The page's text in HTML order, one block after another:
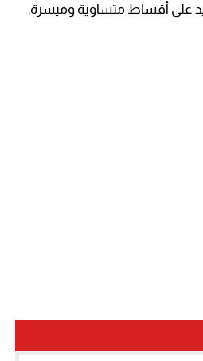
على أقساط متساوية وميسرة.